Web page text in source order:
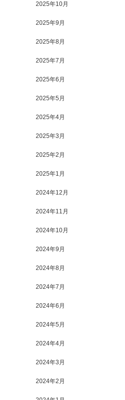
2025年10月
2025年9月
2025年8月
2025年7月
2025年6月
2025年5月
2025年4月
2025年3月
2025年2月
2025年1月
2024年12月
2024年11月
2024年10月
2024年9月
2024年8月
2024年7月
2024年6月
2024年5月
2024年4月
2024年3月
2024年2月